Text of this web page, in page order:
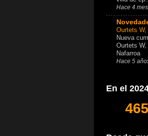
Hace 4
Ourtets
Nueva
Ourtets
Nafarroa
Hace 5
En el